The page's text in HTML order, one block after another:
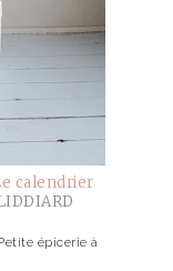
calendrier
épicerie à